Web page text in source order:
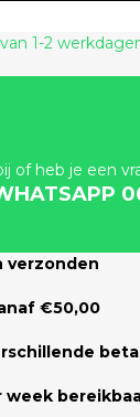
1-2
of heb je een
verzonden
€50,00
week